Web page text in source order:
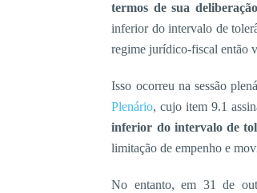
termos de sua deliberação
inferior do intervalo de
regime jurídico-fiscal então
Isso ocorreu na sessão
Plenário, cujo item 9.1
inferior do intervalo de
limitação de empenho e
No entanto, em 31 de